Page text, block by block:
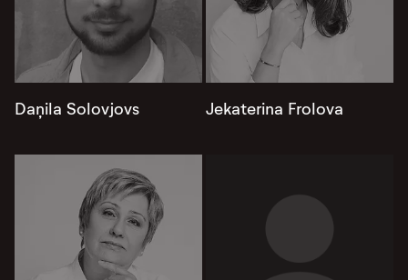
Daņila Solovjovs Jekaterina Frolova